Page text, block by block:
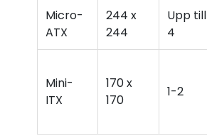
Micro-
ATX
244 x
244
Upp till
4
Mini-
ITX
170 x
170
1-2